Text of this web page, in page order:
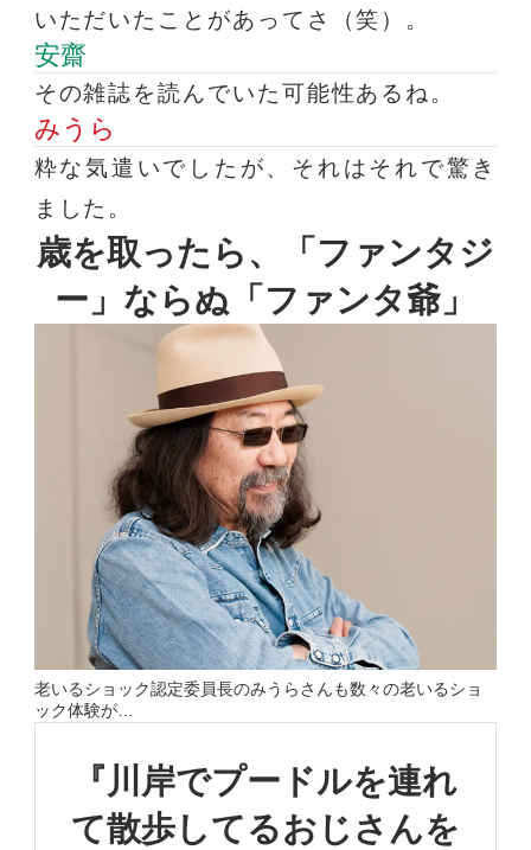
いただいたことがあってさ（笑）。
安齋
その雑誌を読んでいた可能性あるね。
みうら
粋な気遣いでしたが、それはそれで驚き
ました。
歳を取ったら、「ファンタジ
ー」 ならぬ「ファンタ爺」
老いるショック認定委員長のみうらさんも数々の老いるショ
ック体験が…
『川岸でプードルを連れ
て散歩してるおじさんを